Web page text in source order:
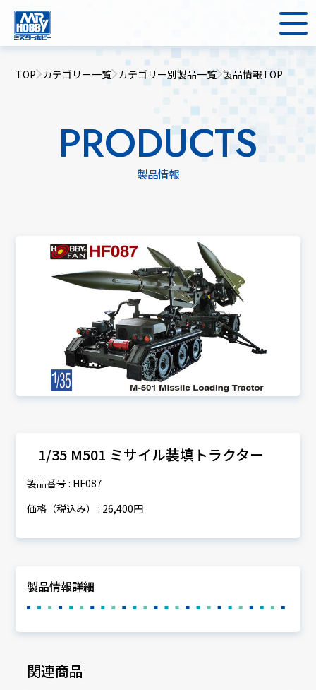
TOP カテゴリー一覧 カテゴリー別製品一覧 製品情報TOP
PRODUCTS
製品情報
1/35 M501 ミサイル装填トラクター
製品番号 : HF087
価格（税込み） : 26,400円
製品情報詳細
関連商品